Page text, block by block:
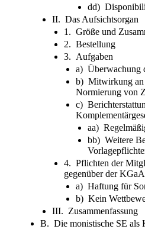
dd)
II. Das Aufsichtsorgan
1. Größe und
2. Bestellung
3. Aufgaben
a) Überwachung
b) Mitwirkung an
Normierung von
c)
aa)
bb) Weitere
4. Pflichten der
gegenüber der KGaA
a) Haftung für
b) Kein
III. Zusammenfassung
B. Die monistische SE als